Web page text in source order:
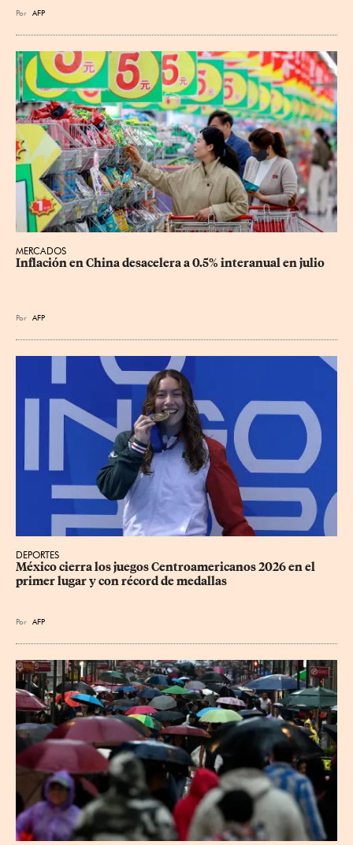
Por AFP
MERCADOS
Inflación en China desacelera a 0.5% interanual en julio
Por AFP
DEPORTES
México cierra los juegos Centroamericanos 2026 en el
primer lugar y con récord de medallas
Por AFP